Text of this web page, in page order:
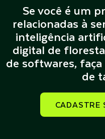
Se você é um
relacionadas à
inteligência
digital de
de softwares,
de
CADASTRE